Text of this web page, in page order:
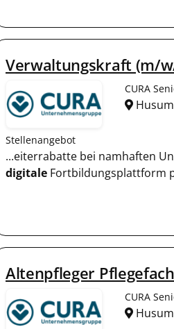
Verwaltungskraft (m/
CURA
Husum
Stellenangebot
...eiterrabatte bei namhaften
digitale Fortbildungsplattform
Altenpfleger
CURA
Husum